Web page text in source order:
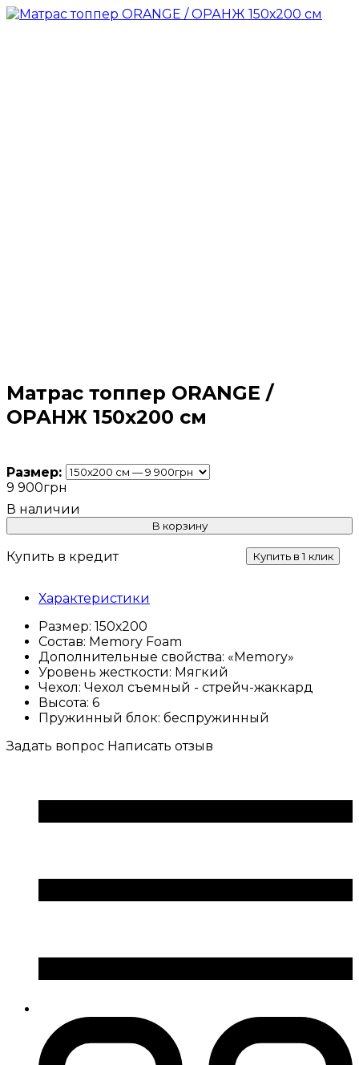
Матрас топпер ORANGE /
ОРАНЖ 150х200 см
Размер:
9 900грн
В корзину
Купить в кредит Купить в 1 клик
Характеристики
Размер: 150х200
Состав: Memory Foam
Дополнительные свойства: «Memory»
Уровень жесткости: Мягкий
Чехол: Чехол съемный - стрейч-жаккард
Высота: 6
Пружинный блок: беспружинный
Задать вопрос Написать отзыв